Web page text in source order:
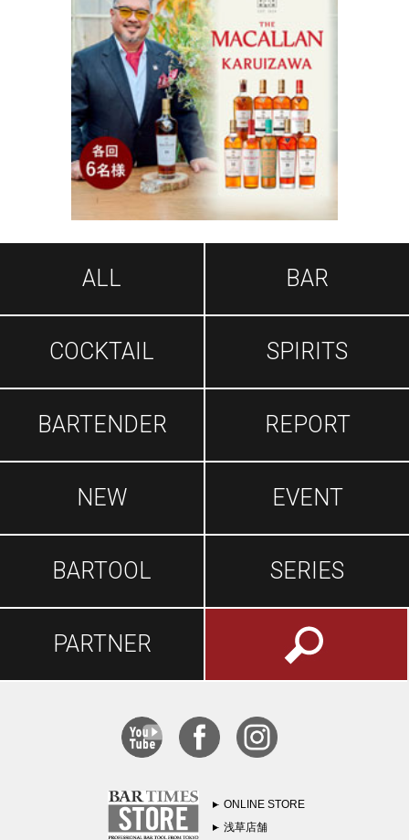
ALL BAR
COCKTAIL SPIRITS
BARTENDER REPORT
NEW EVENT
BARTOOL SERIES
PARTNER
ONLINE STORE
浅草店舗